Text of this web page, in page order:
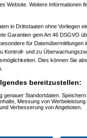
13:04:44)
Website. Weitere Informationen
in Drittstaaten ohne Vorliegen
Garantien gem Art 46 DSGVO
für Datenübermittlungen
Kontroll- und zu
Dies können Sie
bereitzustellen:
genauer Standortdaten.
Messung von Werbeleistung
Verbesserung von Angeboten.